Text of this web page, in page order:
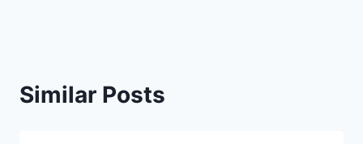
Similar Posts